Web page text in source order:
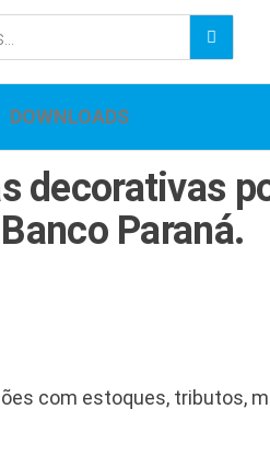
DOWNLOADS
decorativas
Paraná.
com estoques, tributos,